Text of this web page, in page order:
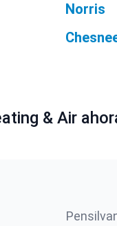
Norris
& Air